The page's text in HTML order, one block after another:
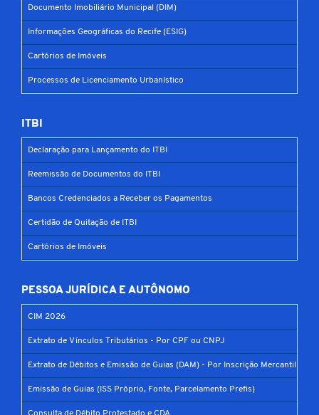
Documento Imobiliário Municipal (DIM)
Informações Geográficas do Recife (ESIG)
Cartórios de Imóveis
Processos de Licenciamento Urbanístico
ITBI
Declaração para Lançamento do ITBI
Reemissão de Documentos do ITBI
Bancos Credenciados a Receber os Pagamentos
Certidão de Quitação de ITBI
Cartórios de Imóveis
PESSOA JURÍDICA E AUTÔNOMO
CIM 2026
Extrato de Vínculos Tributários - Por CPF ou CNPJ
Extrato de Débitos e Emissão de Guias (DAM) - Por Inscrição Mercantil
Emissão de Guias (ISS Próprio, Fonte, Parcelamento Prefis)